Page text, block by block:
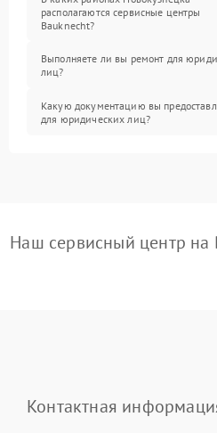
располагаются сервисные центры
Bauknecht?
Выполняете ли вы ремонт для
лиц?
Какую документацию вы
для юридических лиц?
Наш сервисный центр на
Контактная